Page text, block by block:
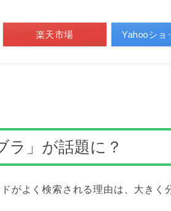
楽天市場 Yahooショ
ラ」が話題に？
ドがよく検索される理由は、大きく